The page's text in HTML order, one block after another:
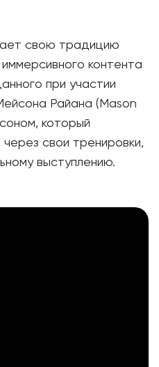
свою традицию
контента
при участии
Райана (Mason
который
свои тренировки,
выступлению.